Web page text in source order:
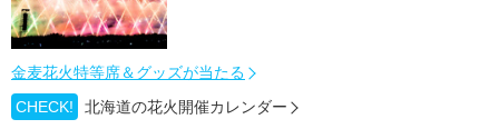
金麦花火特等席＆グッズが当たる
CHECK!
北海道の花火開催カレンダー